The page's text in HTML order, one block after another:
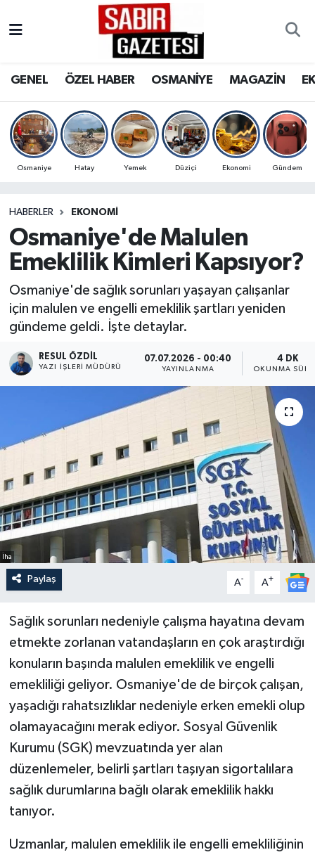
GENEL ÖZEL HABER OSMANİYE MAGAZİN
Osmaniye Hatay Yemek Düziçi Ekonomi Gündem
HABERLER EKONOMI
Osmaniye'de Malulen
Emeklilik Kimleri Kapsıyor?
Osmaniye'de sağlık sorunları yaşayan çalışanlar
için malulen ve engelli emeklilik şartları yeniden
gündeme geldi. İşte detaylar.
RESUL ÖZDIL
YAZI İŞLERI MÜDÜRÜ
07.07.2026 - 00:40
YAYINLANMA
4 DK
OKUNMA
İha
Paylaş A- A+
Sağlık sorunları nedeniyle çalışma hayatına devam
etmekte zorlanan vatandaşların en çok araştırdığı
konuların başında malulen emeklilik ve engelli
emekliliği geliyor. Osmaniye'de de birçok çalışan,
yaşadığı rahatsızlıklar nedeniyle erken emekli olup
olamayacağını merak ediyor. Sosyal Güvenlik
Kurumu (SGK) mevzuatında yer alan
düzenlemeler, belirli şartları taşıyan sigortalılara
sağlık durumlarına bağlı olarak emeklilik hakkı
tanıyor.
Uzmanlar, malulen emeklilik ile engelli emekliliğinin
OSMANİYE
MAGAZİN
SPOR
RESMİ İLANLAR
Osmaniye Nöbetçi Eczaneler
Osmaniye Trafik Yoğunluk Haritası
Süper Lig Puan Durumu ve Fikstür
Son Dakika Haberleri
Haber Arşivi